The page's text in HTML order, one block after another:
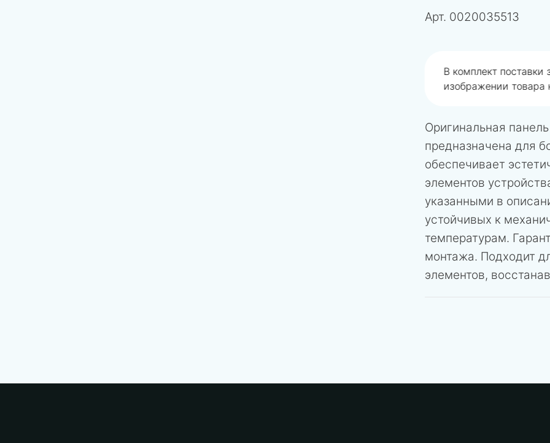
Арт. 0020035513
Даемгарантиюна
запчасть, товернем
Оригинальная
предназначена для
обеспечивает
элементов
указанными в
устойчивых к
температурам.
монтажа. Подходит
элементов,